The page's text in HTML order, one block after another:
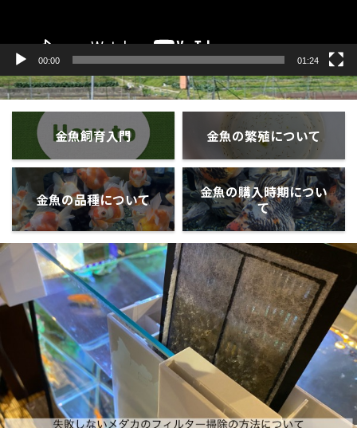
00:00 01:24
金魚飼育入門 金魚の繁殖について
金魚の品種について
金魚の購入時期につい
て